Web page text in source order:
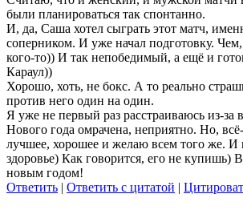
были планироваться так спонтанно.
И, да, Саша хотел сыграть этот матч,
соперником. И уже начал подготовку.
кого-то)) И так непобедимый, а ещё и
Караул))
Хорошо, хоть, не бокс. А то реально
против него один на один.
Я уже не первый раз расстраиваюсь из-за
Нового года омрачена, неприятно. Но,
лучшее, хорошее и желаю всем того же. И
здоровье) Как говорится, его не купишь)
новым годом!
Ответить | Ответить с цитатой |